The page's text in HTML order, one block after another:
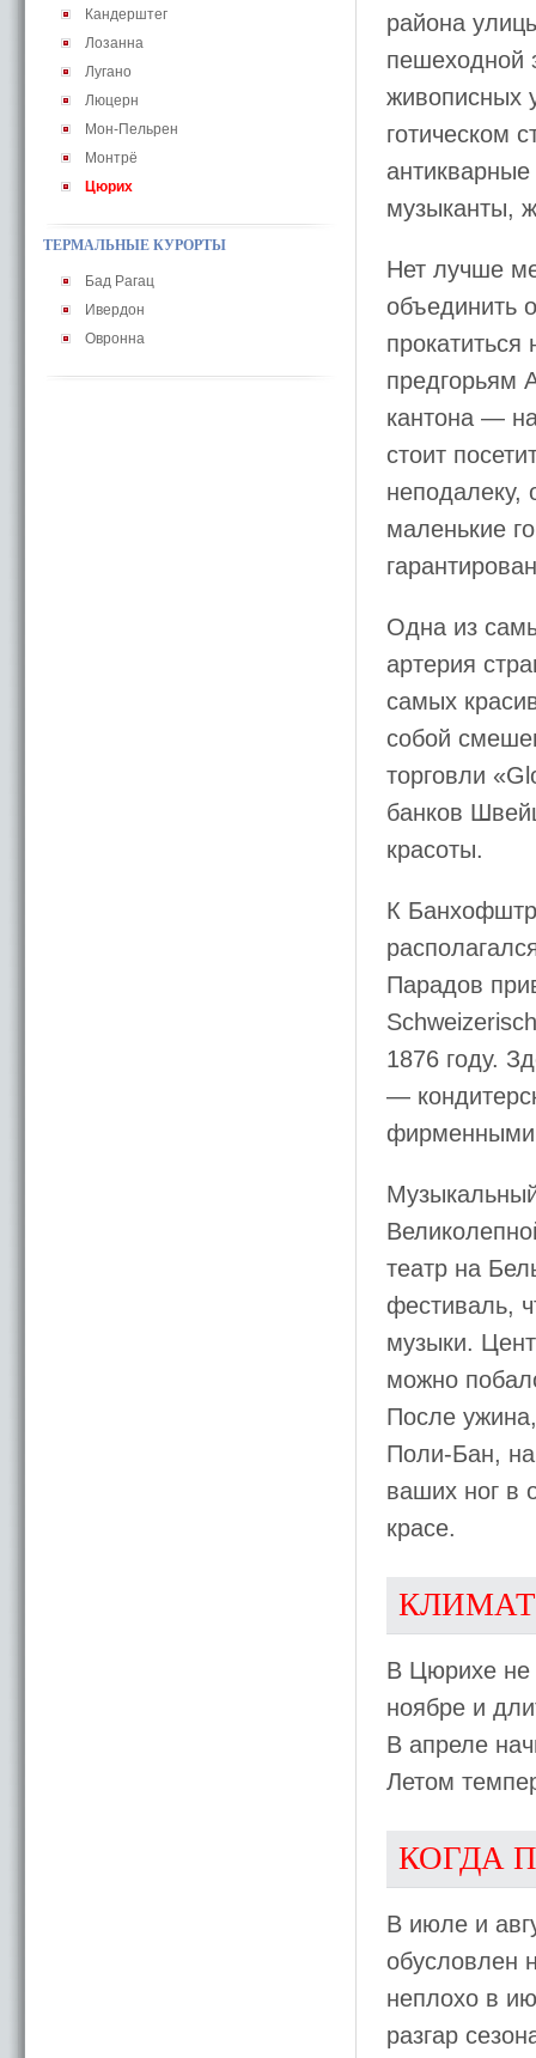
Кандерштег
Лозанна
Лугано
Люцерн
Мон-Пельрен
Монтрё
Цюрих
ТЕРМАЛЬНЫЕ КУРОРТЫ
Бад Рагац
Ивердон
Овронна
района
пешеходной
живописных
готическом
музыканты,
Нет лучше
объединить
предгорьям
кантона —
стоит
маленькие
Одна из
артерия
самых
собой
торговли
банков
красоты.
К
Парадов
1876 году.
—
фирменными
театр на
фестиваль,
музыки.
можно
После
Поли-Бан,
ваших ног в
красе.
КЛИМАТ
В Цюрихе не
ноябре и
В апреле
Летом
КОГДА
В июле и
обусловлен
неплохо в
разгар